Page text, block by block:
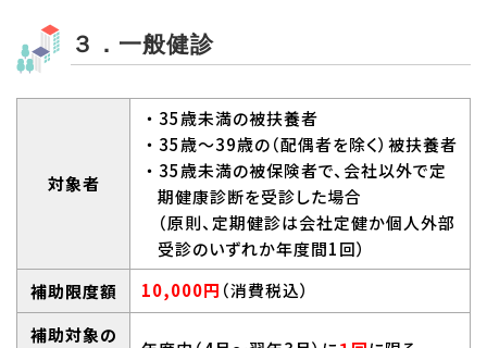
３．一般健診
対象者
・35歳未満の被扶養者
・35歳～39歳の（配偶者を除く）被扶養者
・35歳未満の被保険者で、会社以外で定
期健康診断を受診した場合
（原則、定期健診は会社定健か個人外部
受診のいずれか年度間1回）
補助限度額
10,000円 （消費税込）
補助対象の